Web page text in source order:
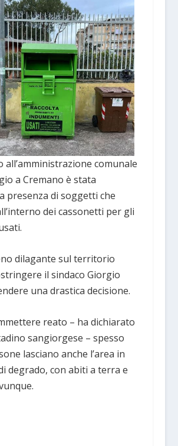
all’amministrazione comunale
a Cremano è stata
presenza di soggetti che
dei cassonetti per gli
dilagante sul territorio
il sindaco Giorgio
una drastica decisione.
reato – ha dichiarato
sangiorgese – spesso
lasciano anche l’area in
degrado, con abiti a terra e